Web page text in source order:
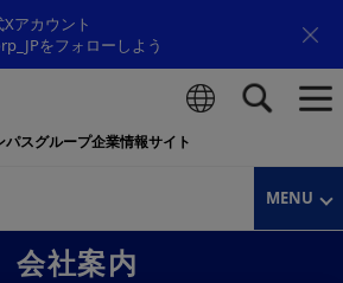
アカウント
をフォローしよう
パスグループ企業情報サイト
MENU
会社案内